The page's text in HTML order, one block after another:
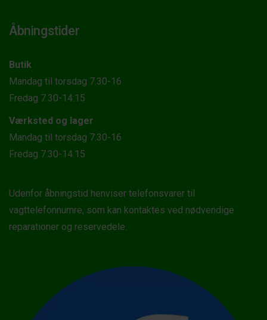
Åbningstider
Butik
Mandag til torsdag 7.30-16
Fredag 7.30-14:15
Værksted og lager
Mandag til torsdag 7.30-16
Fredag 7.30-14.15
Udenfor åbningstid henviser telefonsvarer til
vagttelefonnumre, som kan kontaktes ved nødvendige
reparationer og reservedele.